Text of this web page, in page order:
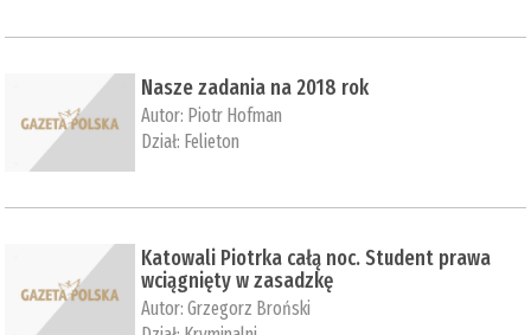
Nasze zadania na 2018 rok
Autor: Piotr Hofman
Dział: Felieton
Katowali Piotrka całą noc. Student prawa
wciągnięty w zasadzkę
Autor:Grzegorz Broński